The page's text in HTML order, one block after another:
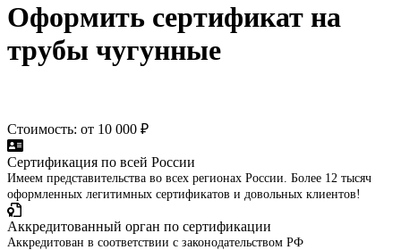
Оформить сертификат на
трубы чугунные
Стоимость: от 10 000 ₽
Сертификация по всей России
Имеем представительства во всех регионах России. Более 12 тысяч
оформленных легитимных сертификатов и довольных клиентов!
Аккредитованный орган по сертификации
Аккредитован в соответствии с законодательством РФ